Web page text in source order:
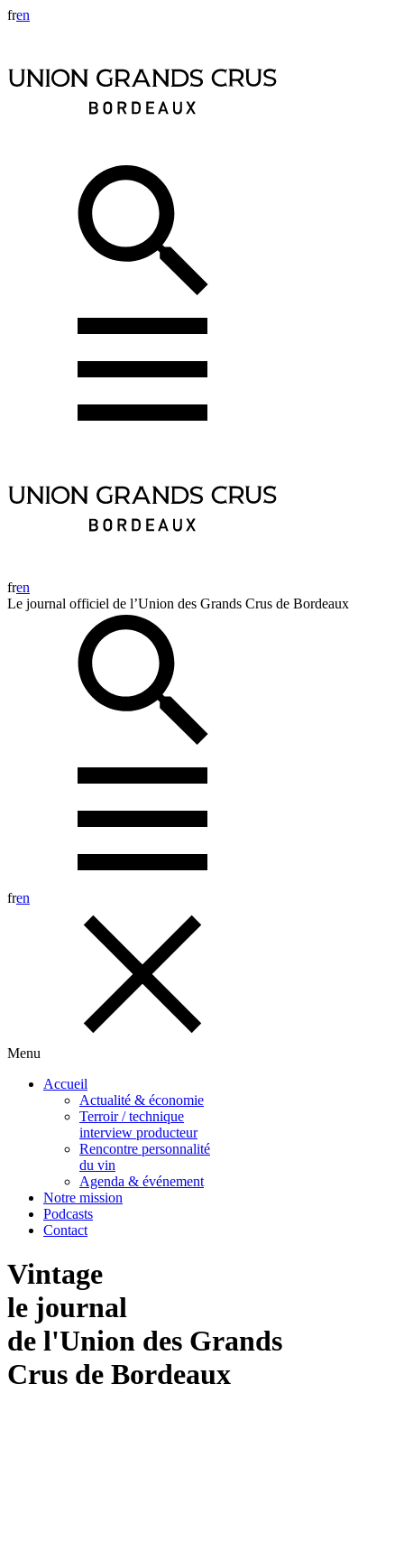
fren
fren
Le journal officiel de l’Union des Grands Crus de Bordeaux
fren
Menu
Accueil
Actualité & économie
Terroir / technique
interview producteur
Rencontre personnalité
du vin
Agenda & événement
Notre mission
Podcasts
Contact
Vintage
le journal
de l'Union des Grands
Crus de Bordeaux